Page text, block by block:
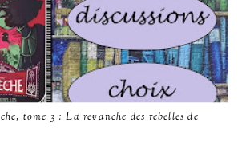
tome 3 : La revanche des rebelles de